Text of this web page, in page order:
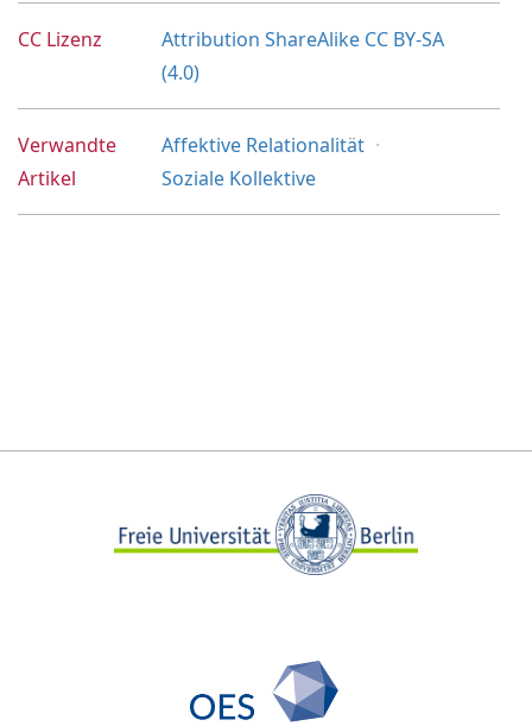
CC Lizenz
Attribution ShareAlike CC BY-SA
(4.0)
Verwandte
Artikel
Affektive Relationalität
Soziale Kollektive